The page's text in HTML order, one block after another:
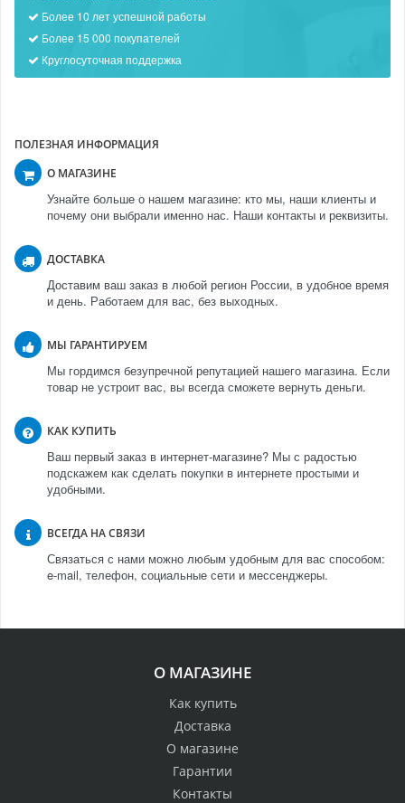
Более 10 лет успешной работы
Более 15 000 покупателей
Круглосуточная поддержка
ПОЛЕЗНАЯ ИНФОРМАЦИЯ
О МАГАЗИНЕ
Узнайте больше о нашем магазине: кто мы, наши клиенты и
почему они выбрали именно нас. Наши контакты и реквизиты.
ДОСТАВКА
Доставим ваш заказ в любой регион России, в удобное время
и день. Работаем для вас, без выходных.
МЫ ГАРАНТИРУЕМ
Мы гордимся безупречной репутацией нашего магазина. Если
товар не устроит вас, вы всегда сможете вернуть деньги.
КАК КУПИТЬ
Ваш первый заказ в интернет-магазине? Мы с радостью
подскажем как сделать покупки в интернете простыми и
удобными.
ВСЕГДА НА СВЯЗИ
Связаться с нами можно любым удобным для вас способом:
e-mail, телефон, социальные сети и мессенджеры.
О МАГАЗИНЕ
Как купить
Доставка
О магазине
Гарантии
Контакты